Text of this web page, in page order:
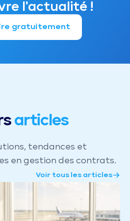
l'actualité !
gratuitement
articles
tendances et
en gestion des contrats.
Voir tous les articles